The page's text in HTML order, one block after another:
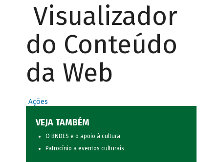
Visualizador
do Conteúdo
da Web
Ações
VEJA TAMBÉM
O BNDES e o apoio à cultura
Patrocínio a eventos culturais